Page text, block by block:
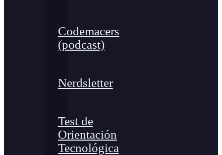
Codemacers
(podcast)
Nerdsletter
Test de
Orientación
Tecnológica